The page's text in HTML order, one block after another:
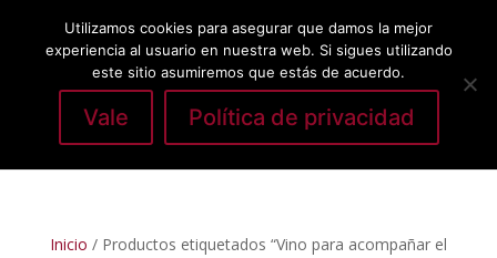
Seleccionar página
Inicio / Productos etiquetados “Vino para acompañar el
Utilizamos cookies para asegurar que damos la mejor
experiencia al usuario en nuestra web. Si sigues utilizando
este sitio asumiremos que estás de acuerdo.
Vale Política de privacidad